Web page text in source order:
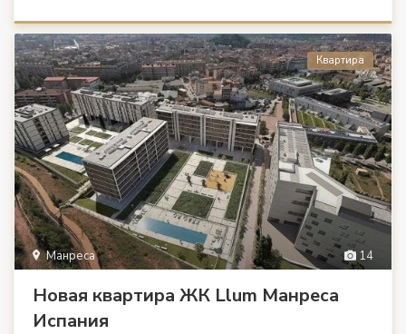
14
Манреса
Квартира
Новая квартира ЖК Llum Манреса
Испания